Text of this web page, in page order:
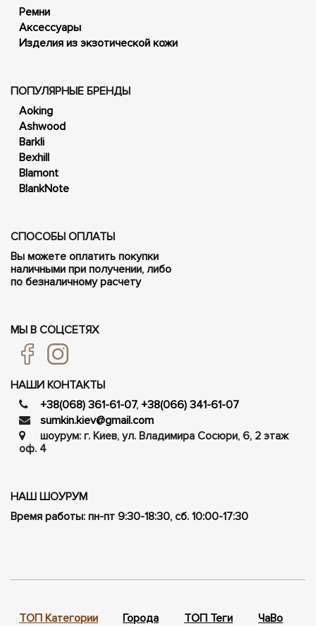
Ремни
Аксессуары
Изделия из экзотической кожи
ПОПУЛЯРНЫЕ БРЕНДЫ
Aoking
Ashwood
Barkli
Bexhill
Blamont
BlankNote
СПОСОБЫ ОПЛАТЫ
Вы можете оплатить покупки
наличными при получении, либо
по безналичному расчету
МЫ В СОЦСЕТЯХ
НАШИ КОНТАКТЫ
+38(068) 361-61-07, +38(066) 341-61-07
sumkin.kiev@gmail.com
шоурум: г. Киев, ул. Владимира Сосюри, ​​6, 2 этаж
оф. 4
НАШ ШОУРУМ
Время работы: пн-пт 9:30-18:30, сб. 10:00-17:30
ТОП Категории Города ТОП Теги ЧаВо